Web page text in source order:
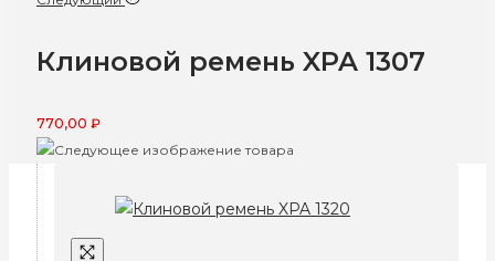
Клиновой ремень XPA 1307
770,00 ₽